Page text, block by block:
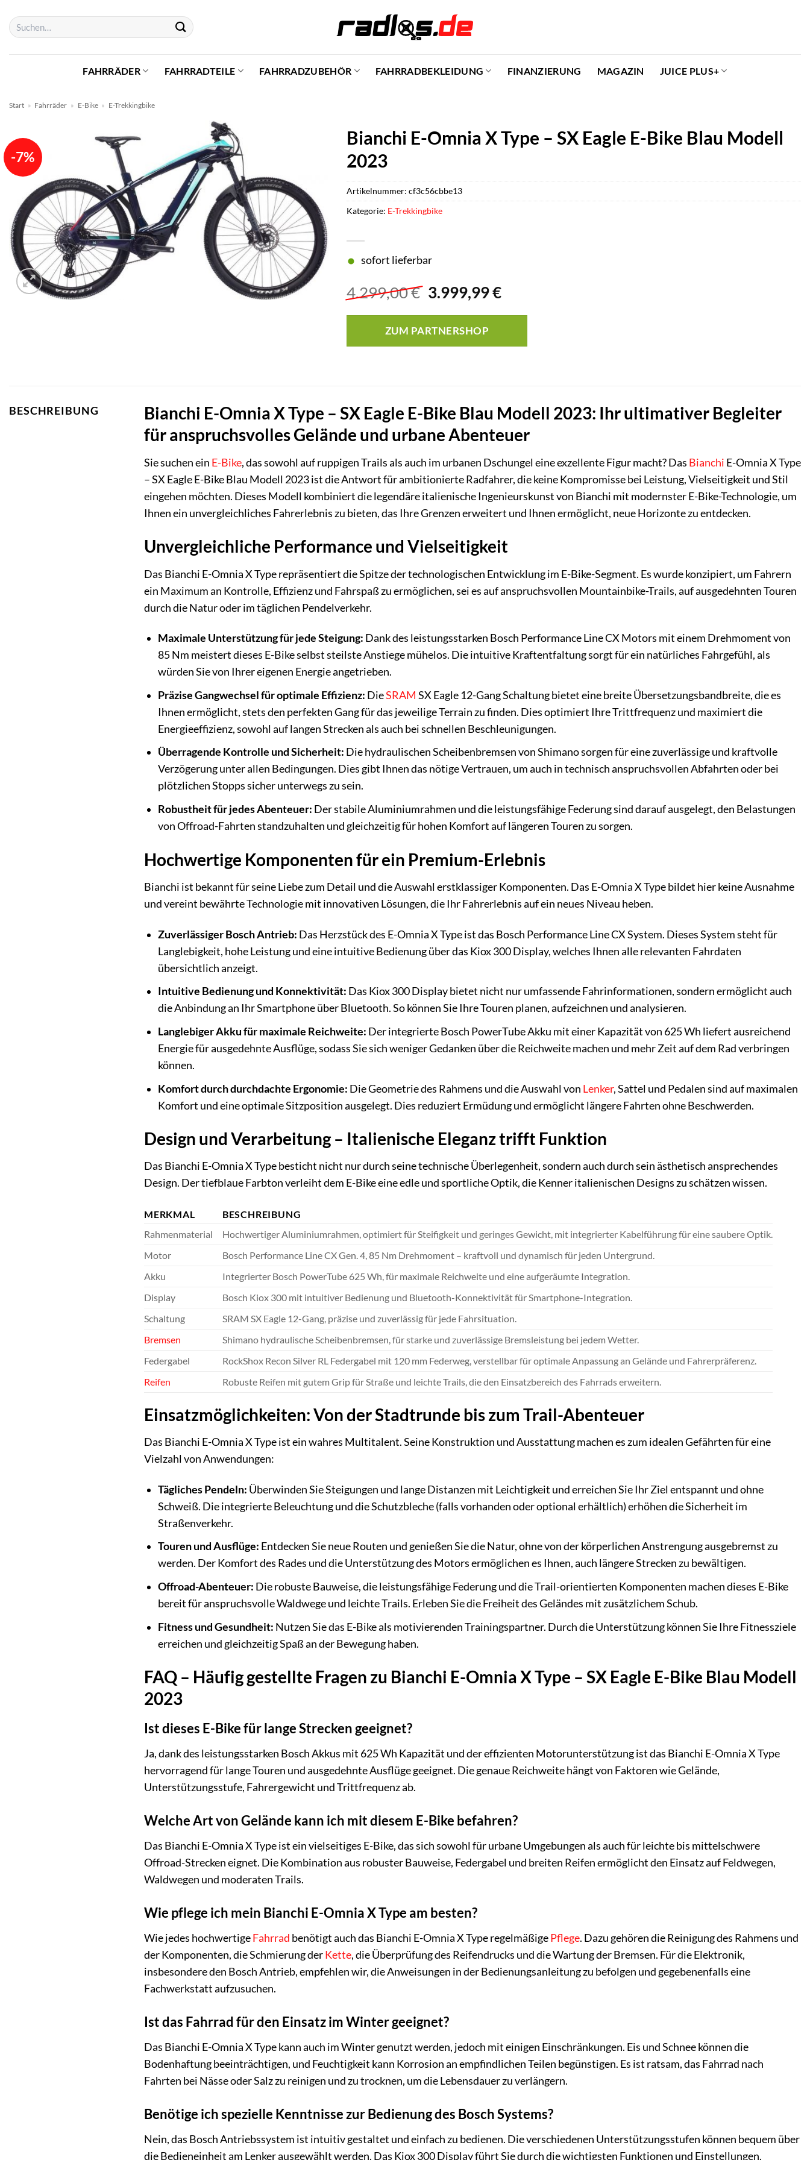
Inhalt
springen
Suchen
nach:
FAHRRÄDER FAHRRADTEILE FAHRRADZUBEHÖR FAHRRADBEKLEIDUNG FINANZIERUNG MAGAZIN JUICE PLUS+
Start » Fahrräder » E-Bike » E-Trekkingbike
-7%
Bianchi E-Omnia X Type – SX Eagle E-Bike Blau Modell
2023
4.299,00€ Ursprünglicher
war:
4.299,00 €
3.999,99€Aktueller
sofort lieferbar
ZUM PARTNERSHOP
Artikelnummer: cf3c56cbbe13
Kategorie: E-Trekkingbike
BESCHREIBUNG
Bianchi E-Omnia X Type – SX Eagle E-Bike Blau Modell 2023: Ihr ultimativer Begleiter
für anspruchsvolles Gelände und urbane Abenteuer
Sie suchen ein E-Bike, das sowohl auf ruppigen Trails als auch im urbanen Dschungel eine exzellente Figur macht? Das Bianchi E-Omnia X Type
– SX Eagle E-Bike Blau Modell 2023 ist die Antwort für ambitionierte Radfahrer, die keine Kompromisse bei Leistung, Vielseitigkeit und Stil
eingehen möchten. Dieses Modell kombiniert die legendäre italienische Ingenieurskunst von Bianchi mit modernster E-Bike-Technologie, um
Ihnen ein unvergleichliches Fahrerlebnis zu bieten, das Ihre Grenzen erweitert und Ihnen ermöglicht, neue Horizonte zu entdecken.
Unvergleichliche Performance und Vielseitigkeit
Das Bianchi E-Omnia X Type repräsentiert die Spitze der technologischen Entwicklung im E-Bike-Segment. Es wurde konzipiert, um Fahrern
ein Maximum an Kontrolle, Effizienz und Fahrspaß zu ermöglichen, sei es auf anspruchsvollen Mountainbike-Trails, auf ausgedehnten Touren
durch die Natur oder im täglichen Pendelverkehr.
Maximale Unterstützung für jede Steigung: Dank des leistungsstarken Bosch Performance Line CX Motors mit einem Drehmoment von
85 Nm meistert dieses E-Bike selbst steilste Anstiege mühelos. Die intuitive Kraftentfaltung sorgt für ein natürliches Fahrgefühl, als
würden Sie von Ihrer eigenen Energie angetrieben.
Präzise Gangwechsel für optimale Effizienz: DieSRAM SX Eagle 12-Gang Schaltung bietet eine breite Übersetzungsbandbreite, die es
Ihnen ermöglicht, stets den perfekten Gang für das jeweilige Terrain zu finden. Dies optimiert Ihre Trittfrequenz und maximiert die
Energieeffizienz, sowohl auf langen Strecken als auch bei schnellen Beschleunigungen.
Überragende Kontrolle und Sicherheit: Die hydraulischen Scheibenbremsen von Shimano sorgen für eine zuverlässige und kraftvolle
Verzögerung unter allen Bedingungen. Dies gibt Ihnen das nötige Vertrauen, um auch in technisch anspruchsvollen Abfahrten oder bei
plötzlichen Stopps sicher unterwegs zu sein.
Robustheit für jedes Abenteuer: Der stabile Aluminiumrahmen und die leistungsfähige Federung sind darauf ausgelegt, den Belastungen
von Offroad-Fahrten standzuhalten und gleichzeitig für hohen Komfort auf längeren Touren zu sorgen.
Hochwertige Komponenten für ein Premium-Erlebnis
Bianchi ist bekannt für seine Liebe zum Detail und die Auswahl erstklassiger Komponenten. Das E-Omnia X Type bildet hier keine Ausnahme
und vereint bewährte Technologie mit innovativen Lösungen, die Ihr Fahrerlebnis auf ein neues Niveau heben.
Zuverlässiger Bosch Antrieb: Das Herzstück des E-Omnia X Type ist das Bosch Performance Line CX System. Dieses System steht für
Langlebigkeit, hohe Leistung und eine intuitive Bedienung über das Kiox 300 Display, welches Ihnen alle relevanten Fahrdaten
übersichtlich anzeigt.
Intuitive Bedienung und Konnektivität: Das Kiox 300 Display bietet nicht nur umfassende Fahrinformationen, sondern ermöglicht auch
die Anbindung an Ihr Smartphone über Bluetooth. So können Sie Ihre Touren planen, aufzeichnen und analysieren.
Langlebiger Akku für maximale Reichweite: Der integrierte Bosch PowerTube Akku mit einer Kapazität von 625 Wh liefert ausreichend
Energie für ausgedehnte Ausflüge, sodass Sie sich weniger Gedanken über die Reichweite machen und mehr Zeit auf dem Rad verbringen
können.
Komfort durch durchdachte Ergonomie: Die Geometrie des Rahmens und die Auswahl von Lenker, Sattel und Pedalen sind auf maximalen
Komfort und eine optimale Sitzposition ausgelegt. Dies reduziert Ermüdung und ermöglicht längere Fahrten ohne Beschwerden.
Design und Verarbeitung – Italienische Eleganz trifft Funktion
Das Bianchi E-Omnia X Type besticht nicht nur durch seine technische Überlegenheit, sondern auch durch sein ästhetisch ansprechendes
Design. Der tiefblaue Farbton verleiht dem E-Bike eine edle und sportliche Optik, die Kenner italienischen Designs zu schätzen wissen.
MERKMAL
BESCHREIBUNG
Rahmenmaterial
Hochwertiger Aluminiumrahmen, optimiert für Steifigkeit und geringes Gewicht, mit integrierter Kabelführung für eine saubere Optik.
Motor
Bosch Performance Line CX Gen. 4, 85 Nm Drehmoment – kraftvoll und dynamisch für jeden Untergrund.
Akku
Integrierter Bosch PowerTube 625 Wh, für maximale Reichweite und eine aufgeräumte Integration.
Display
Bosch Kiox 300 mit intuitiver Bedienung und Bluetooth-Konnektivität für Smartphone-Integration.
Schaltung
SRAM SX Eagle 12-Gang, präzise und zuverlässig für jede Fahrsituation.
Bremsen
Shimano hydraulische Scheibenbremsen, für starke und zuverlässige Bremsleistung bei jedem Wetter.
Federgabel
RockShox Recon Silver RL Federgabel mit 120 mm Federweg, verstellbar für optimale Anpassung an Gelände und Fahrerpräferenz.
Reifen
Robuste Reifen mit gutem Grip für Straße und leichte Trails, die den Einsatzbereich des Fahrrads erweitern.
Einsatzmöglichkeiten: Von der Stadtrunde bis zum Trail-Abenteuer
Das Bianchi E-Omnia X Type ist ein wahres Multitalent. Seine Konstruktion und Ausstattung machen es zum idealen Gefährten für eine
Vielzahl von Anwendungen:
Tägliches Pendeln: Überwinden Sie Steigungen und lange Distanzen mit Leichtigkeit und erreichen Sie Ihr Ziel entspannt und ohne
Schweiß. Die integrierte Beleuchtung und die Schutzbleche (falls vorhanden oder optional erhältlich) erhöhen die Sicherheit im
Straßenverkehr.
Touren und Ausflüge: Entdecken Sie neue Routen und genießen Sie die Natur, ohne von der körperlichen Anstrengung ausgebremst zu
werden. Der Komfort des Rades und die Unterstützung des Motors ermöglichen es Ihnen, auch längere Strecken zu bewältigen.
Offroad-Abenteuer: Die robuste Bauweise, die leistungsfähige Federung und die Trail-orientierten Komponenten machen dieses E-Bike
bereit für anspruchsvolle Waldwege und leichte Trails. Erleben Sie die Freiheit des Geländes mit zusätzlichem Schub.
Fitness und Gesundheit: Nutzen Sie das E-Bike als motivierenden Trainingspartner. Durch die Unterstützung können Sie Ihre Fitnessziele
erreichen und gleichzeitig Spaß an der Bewegung haben.
FAQ – Häufig gestellte Fragen zu Bianchi E-Omnia X Type – SX Eagle E-Bike Blau Modell
2023
Ist dieses E-Bike für lange Strecken geeignet?
Ja, dank des leistungsstarken Bosch Akkus mit 625 Wh Kapazität und der effizienten Motorunterstützung ist das Bianchi E-Omnia X Type
hervorragend für lange Touren und ausgedehnte Ausflüge geeignet. Die genaue Reichweite hängt von Faktoren wie Gelände,
Unterstützungsstufe, Fahrergewicht und Trittfrequenz ab.
Welche Art von Gelände kann ich mit diesem E-Bike befahren?
Das Bianchi E-Omnia X Type ist ein vielseitiges E-Bike, das sich sowohl für urbane Umgebungen als auch für leichte bis mittelschwere
Offroad-Strecken eignet. Die Kombination aus robuster Bauweise, Federgabel und breiten Reifen ermöglicht den Einsatz auf Feldwegen,
Waldwegen und moderaten Trails.
Wie pflege ich mein Bianchi E-Omnia X Type am besten?
Wie jedes hochwertigeFahrrad benötigt auch das Bianchi E-Omnia X Type regelmäßigePflege. Dazu gehören die Reinigung des Rahmens und
der Komponenten, die Schmierung derKette, die Überprüfung des Reifendrucks und die Wartung der Bremsen. Für die Elektronik,
insbesondere den Bosch Antrieb, empfehlen wir, die Anweisungen in der Bedienungsanleitung zu befolgen und gegebenenfalls eine
Fachwerkstatt aufzusuchen.
Ist das Fahrrad für den Einsatz im Winter geeignet?
Das Bianchi E-Omnia X Type kann auch im Winter genutzt werden, jedoch mit einigen Einschränkungen. Eis und Schnee können die
Bodenhaftung beeinträchtigen, und Feuchtigkeit kann Korrosion an empfindlichen Teilen begünstigen. Es ist ratsam, das Fahrrad nach
Fahrten bei Nässe oder Salz zu reinigen und zu trocknen, um die Lebensdauer zu verlängern.
Benötige ich spezielle Kenntnisse zur Bedienung des Bosch Systems?
Nein, das Bosch Antriebssystem ist intuitiv gestaltet und einfach zu bedienen. Die verschiedenen Unterstützungsstufen können bequem über
die Bedieneinheit am Lenker ausgewählt werden. Das Kiox 300 Display führt Sie durch die wichtigsten Funktionen und Einstellungen.